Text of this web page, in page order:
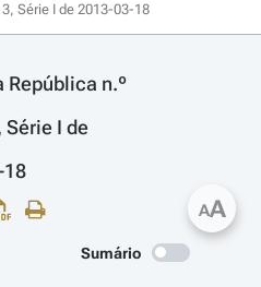
Série I de 2013-03-18
República n.º
Série I de
18
Sumário
AA